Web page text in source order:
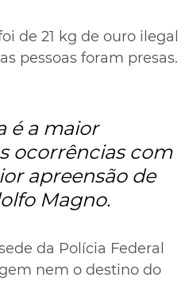
de 21 kg de ouro ilegal
pessoas foram presas.
é a maior
ocorrências com
apreensão de
Magno.
da Polícia Federal
nem o destino do